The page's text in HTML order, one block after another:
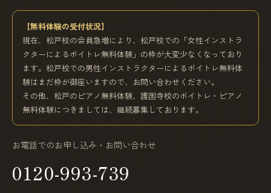
【無料体験の受付状況】
現在、松戸校の会員急増により、松戸校での「女性インストラ
クターによるボイトレ無料体験」の枠が大変少なくなっており
ます。松戸校での男性インストラクターによるボイトレ無料体
験はまだ枠が御座いますので、お問い合わせください。
その他、松戸のピアノ無料体験、護国寺校のボイトレ・ピアノ
無料体験につきましては、継続募集しております。
お電話でのお申し込み・お問い合わせ
0120-993-739